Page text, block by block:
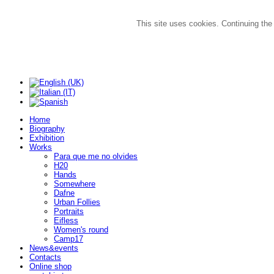
This site uses cookies. Continuing
Home
Biography
Exhibition
Works
Para que me no olvides
H20
Hands
Somewhere
Dafne
Urban Follies
Portraits
Eifless
Women's round
Camp17
News&events
Contacts
Online shop